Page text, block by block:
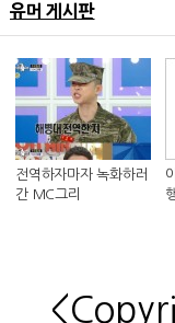
유머 게시판
전역하자마자 녹화하러
간 MC그리